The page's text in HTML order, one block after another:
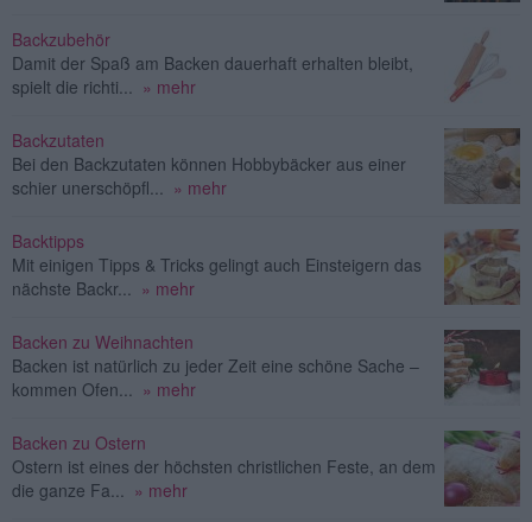
Backzubehör
Damit der Spaß am Backen dauerhaft erhalten bleibt,
spielt die richti... » mehr
Backzutaten
Bei den Backzutaten können Hobbybäcker aus einer
schier unerschöpfl... » mehr
Backtipps
Mit einigen Tipps & Tricks gelingt auch Einsteigern das
nächste Backr... » mehr
Backen zu Weihnachten
Backen ist natürlich zu jeder Zeit eine schöne Sache –
kommen Ofen... » mehr
Backen zu Ostern
Ostern ist eines der höchsten christlichen Feste, an dem
die ganze Fa... » mehr